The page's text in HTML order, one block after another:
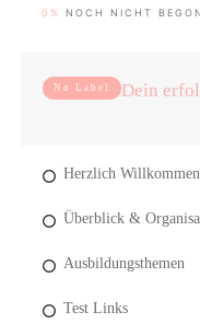
0% NOCH NICHT
No Label Dein
Herzlich
Überblick &
Ausbildungsthemen
Test Links